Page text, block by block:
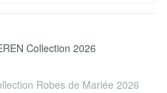
Robes de Mariée 2026